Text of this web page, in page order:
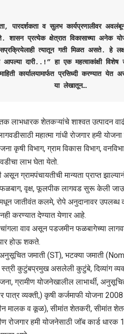
पारदर्शकता व सुलभ कार्यप्रणालीवर
प्रत्येक क्षेत्रात विकासाच्या अनेक
त्यातून गती मिळत असते. हे
आपल्या दारी..!” हा एक महत्वाकांक्षी
कार्यालयामार्फत प्रसिध्दी
या लेखातून…
लाभधारक शेतकऱ्यांचे शाश्वत उत्पादन
महात्मा गांधी रोजगार हमी
कृषी विभाग, ग्राम विकास विभाग,
लाभ घेता येतो.
असून ग्रामपंचायतीची मान्यता प्राप्त
फळबाग, वृक्ष, फूलपीक लागवड सुरू केली
मधून जातीवंत कलमे, रोपे अनुदानावर
करण्यात देण्यात येणार आहे.
वाव असून पडजमीन फळबागेच्या
होऊ शकते.
जमाती (ST), भटक्या जमाती
स्त्री कुटुंबप्रमुख असलेली कुटुंबे, दिव्यांग
ग्रामीण योजनेखालील लाभार्थी,
व्यक्ती,) कृषी कर्जमाफी योजना
मालक व कूळ), सीमांत शेतकरी, सीमांत
रोजगार हमी योजनेसाठी जॉब कार्ड धारक